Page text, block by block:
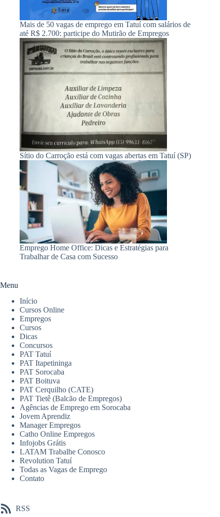
Mais de 50 vagas de emprego em Tatuí com salários de
até R$ 2.700: participe do Mutirão de Empregos
Sítio do Carroção está com vagas abertas em Tatuí (SP)
Emprego Home Office: Dicas e Estratégias para
Trabalhar de Casa com Sucesso
Menu
Início
Cursos Online
Empregos
Cursos
Dicas
Concursos
PAT Tatuí
PAT Itapetininga
PAT Sorocaba
PAT Boituva
PAT Cerquilho (CATE)
PAT Tietê (Balcão de Empregos)
Agências de Emprego em Sorocaba
Jovem Aprendiz
Manager Empregos
Catho Online Empregos
Infojobs Grátis
LATAM Trabalhe Conosco
Revolution Tatuí
Todas as Vagas de Emprego
Contato
RSS